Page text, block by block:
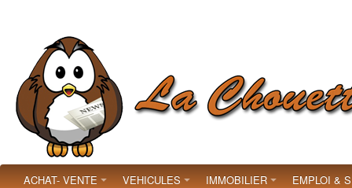
ACHAT- VENTE VEHICULES IMMOBILIER EMPLOI &